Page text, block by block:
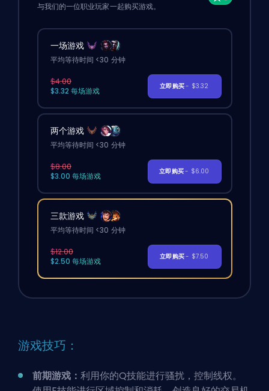
与我们的一位职业玩家一起购买游戏。
一场游戏
平均等待时间 <30 分钟
$4.00
$3.32 每场游戏
立即购买- $3.32
两个游戏
平均等待时间 <30 分钟
$8.00
$3.00 每场游戏
立即购买- $6.00
三款游戏
平均等待时间 <30 分钟
$12.00
$2.50 每场游戏
立即购买- $7.50
游戏技巧：
前期游戏： 利用你的Q技能进行骚扰，控制线权。